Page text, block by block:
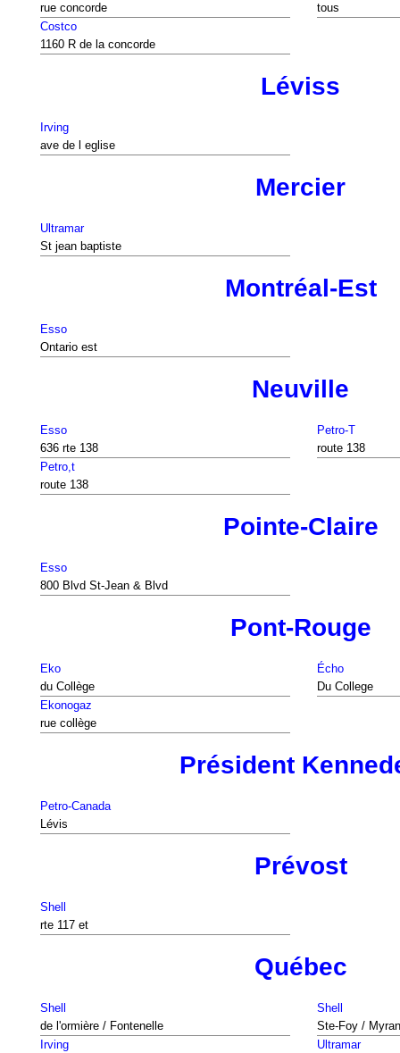
rue concorde
tous
Costco
1160 R de la concorde
Léviss
Irving
ave de l eglise
Mercier
Ultramar
St jean baptiste
Montréal-Est
Esso
Ontario est
Neuville
Esso
636 rte 138
Petro-T
route 138
Petro,t
route 138
Pointe-Claire
Esso
800 Blvd St-Jean & Blvd
Pont-Rouge
Eko
du Collège
Écho
Du College
Ekonogaz
rue collège
Président
Petro-Canada
Lévis
Prévost
Shell
rte 117 et
Québec
Shell
de l'ormière / Fontenelle
Shell
Ste-Foy /
Irving
Ultramar